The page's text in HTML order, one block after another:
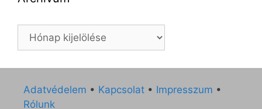
Archívum
Adatvédelem • Kapcsolat • Impresszum •
Rólunk